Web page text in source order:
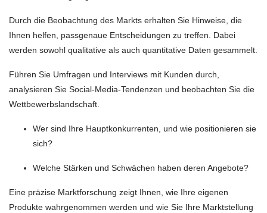
Durch die Beobachtung des Markts erhalten Sie Hinweise, die
Ihnen helfen, passgenaue Entscheidungen zu treffen. Dabei
werden sowohl qualitative als auch quantitative Daten gesammelt.
Führen Sie Umfragen und Interviews mit Kunden durch,
analysieren Sie Social-Media-Tendenzen und beobachten Sie die
Wettbewerbslandschaft.
Wer sind Ihre Hauptkonkurrenten, und wie positionieren sie
sich?
Welche Stärken und Schwächen haben deren Angebote?
Eine präzise Marktforschung zeigt Ihnen, wie Ihre eigenen
Produkte wahrgenommen werden und wie Sie Ihre Marktstellung